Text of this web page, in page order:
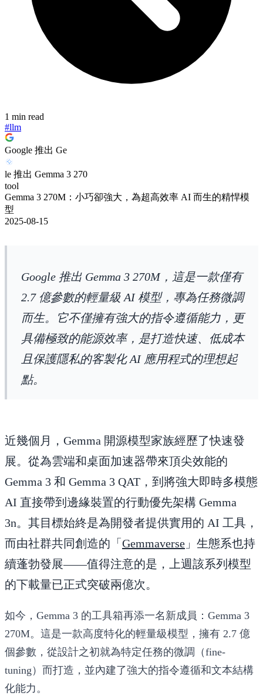
1 min read
#llm
Google 推出 Ge
le 推出 Gemma 3 270
tool
Gemma 3 270M：小巧卻強大，為超高效率 AI 而生的精悍模
型
2025-08-15
Google 推出 Gemma 3 270M，這是一款僅有
2.7 億參數的輕量級 AI 模型，專為任務微調
而生。它不僅擁有強大的指令遵循能力，更
具備極致的能源效率，是打造快速、低成本
且保護隱私的客製化 AI 應用程式的理想起
點。
近幾個月，Gemma 開源模型家族經歷了快速發
展。從為雲端和桌面加速器帶來頂尖效能的
Gemma 3 和 Gemma 3 QAT，到將強大即時多模態
AI 直接帶到邊緣裝置的行動優先架構 Gemma
3n。其目標始終是為開發者提供實用的 AI 工具，
而由社群共同創造的「 Gemmaverse 」生態系也持
續蓬勃發展——值得注意的是，上週該系列模型
的下載量已正式突破兩億次。
如今，Gemma 3 的工具箱再添一名新成員：Gemma 3
270M。這是一款高度特化的輕量級模型，擁有 2.7 億
個參數，從設計之初就為特定任務的微調（fine-
tuning）而打造，並內建了強大的指令遵循和文本結構
化能力。